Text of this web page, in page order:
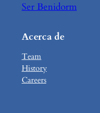
Ser Benidorm
Acerca de
Team
History
Careers